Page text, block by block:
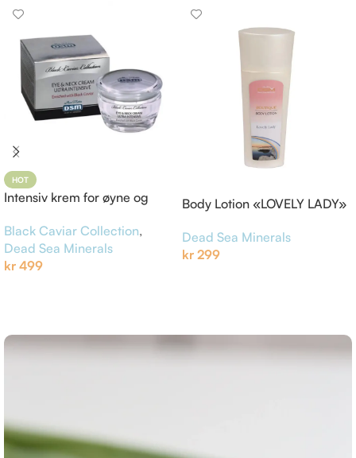
HOT
Intensiv krem for øyne og
Black Caviar Collection,
Dead Sea Minerals
kr 499
Body Lotion «LOVELY LADY»
Dead Sea Minerals
kr 299